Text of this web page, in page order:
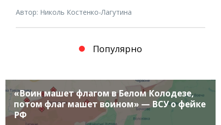
Автор: Николь Костенко-Лагутина
Популярно
«Воин машет флагом в Белом Колодезе,
потом флаг машет воином» — ВСУ о фейке
РФ